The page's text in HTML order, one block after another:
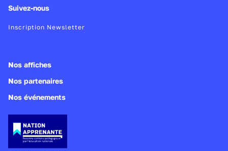
Suivez-nous
Inscription Newsletter
Nos affiches
Nos partenaires
Nos événements